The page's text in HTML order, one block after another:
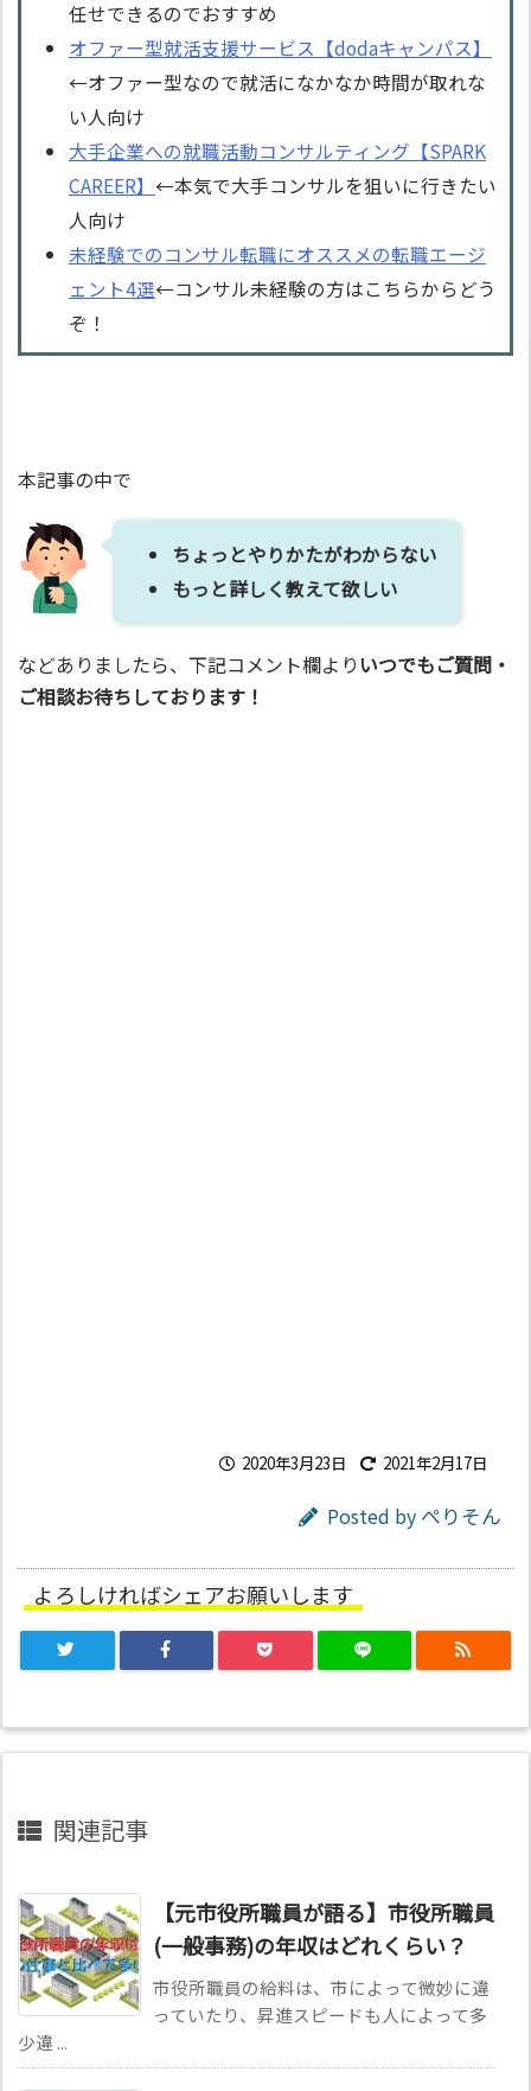
任せできるのでおすすめ
オファー型就活支援サービス【dodaキャンパス】
←オファー型なので就活になかなか時間が取れな
い人向け
大手企業への就職活動コンサルティング【SPARK
CAREER】 ←本気で大手コンサルを狙いに行きたい
人向け
未経験でのコンサル転職にオススメの転職エージ
ェント4選←コンサル未経験の方はこちらからどう
ぞ！
本記事の中で
ちょっとやりかたがわからない
もっと詳しく教えて欲しい
などありましたら、下記コメント欄よりいつでもご質問・
ご相談お待ちしております！
2020年3月23日 2021年2月17日
Posted by ぺりそん
よろしければシェアお願いします
関連記事
【元市役所職員が語る】市役所職員
(一般事務)の年収はどれくらい？
市役所職員の給料は、市によって微妙に違
っていたり、昇進スピードも人によって多
少違 ...